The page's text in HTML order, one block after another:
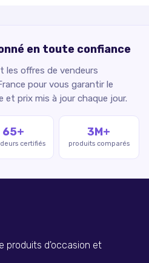
en toute confiance
les offres de vendeurs
pour vous garantir le
et prix mis à jour chaque jour.
65+
certifiés
3M+
produits comparés
produits d'occasion et